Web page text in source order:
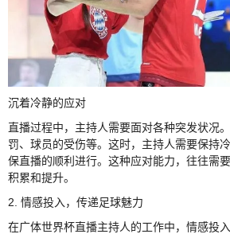
沉着冷静的应对
直播过程中，主持人需要面对各种突发状况
罚、球员的受伤等。这时，主持人需要保持
保直播的顺利进行。这种应对能力，往往需
积累和提升。
2. 情感投入，传递足球魅力
在广体世界杯直播主持人的工作中，情感投